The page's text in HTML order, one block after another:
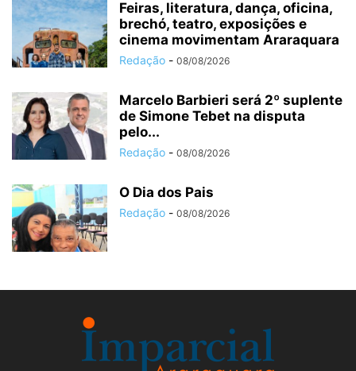
Feiras, literatura, dança, oficina,
brechó, teatro, exposições e
cinema movimentam Araraquara
Redação - 08/08/2026
Marcelo Barbieri será 2º suplente
de Simone Tebet na disputa
pelo...
Redação - 08/08/2026
O Dia dos Pais
Redação - 08/08/2026